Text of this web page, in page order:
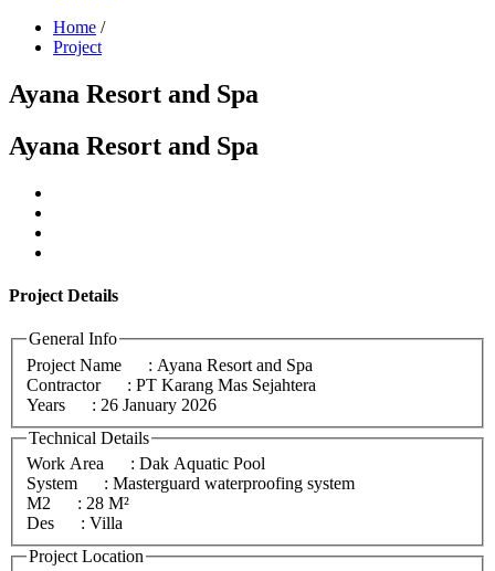
Home /
Project
Ayana Resort and Spa
Ayana Resort and Spa
Project Details
General Info
Project Name
: Ayana Resort and Spa
Contractor
: PT Karang Mas Sejahtera
Years
: 26 January 2026
Technical Details
Work Area
: Dak Aquatic Pool
System
: Masterguard waterproofing system
M2
: 28 M²
Des
: Villa
Project Location